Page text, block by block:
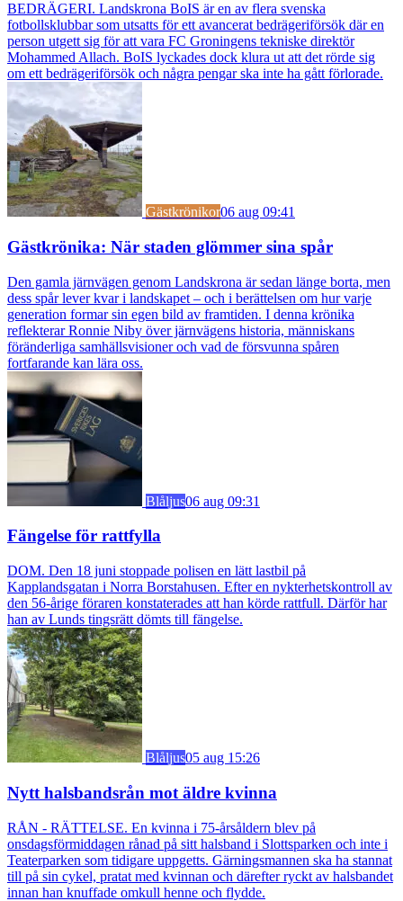
BEDRÄGERI. Landskrona BoIS är en av flera svenska
fotbollsklubbar som utsatts för ett avancerat bedrägeriförsök där en
person utgett sig för att vara FC Groningens tekniske direktör
Mohammed Allach. BoIS lyckades dock klura ut att det rörde sig
om ett bedrägeriförsök och några pengar ska inte ha gått förlorade.
Gästkrönikor06 aug 09:41
Gästkrönika: När staden glömmer sina spår
Den gamla järnvägen genom Landskrona är sedan länge borta, men
dess spår lever kvar i landskapet – och i berättelsen om hur varje
generation formar sin egen bild av framtiden. I denna krönika
reflekterar Ronnie Niby över järnvägens historia, människans
föränderliga samhällsvisioner och vad de försvunna spåren
fortfarande kan lära oss.
Blåljus06 aug 09:31
Fängelse för rattfylla
DOM. Den 18 juni stoppade polisen en lätt lastbil på
Kapplandsgatan i Norra Borstahusen. Efter en nykterhetskontroll av
den 56-årige föraren konstaterades att han körde rattfull. Därför har
han av Lunds tingsrätt dömts till fängelse.
Blåljus05 aug 15:26
Nytt halsbandsrån mot äldre kvinna
RÅN - RÄTTELSE. En kvinna i 75-årsåldern blev på
onsdagsförmiddagen rånad på sitt halsband i Slottsparken och inte i
Teaterparken som tidigare uppgetts. Gärningsmannen ska ha stannat
till på sin cykel, pratat med kvinnan och därefter ryckt av halsbandet
innan han knuffade omkull henne och flydde.